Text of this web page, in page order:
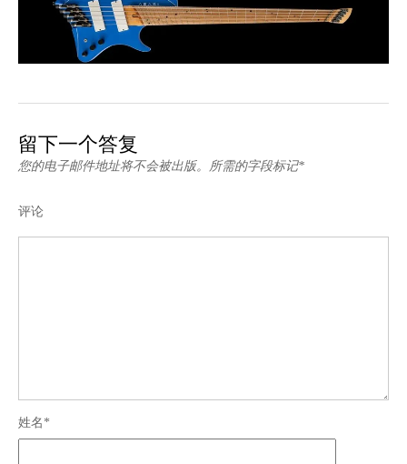
留下一个答复
您的电子邮件地址将不会被出版。所需的字段标记*
评论
姓名*